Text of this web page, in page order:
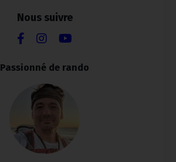
Nous suivre
Passionné de rando